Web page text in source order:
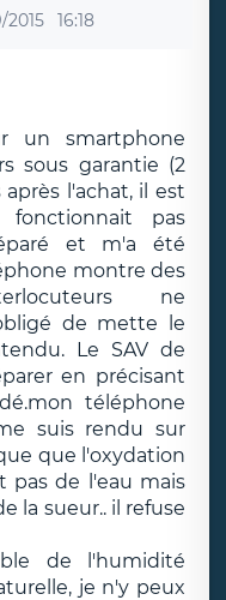
2015 16:18
un smartphone
sous garantie (2
l'achat, il est
pas
et m'a été
montre des
ne
de mette le
Le SAV de
en précisant
téléphone
suis rendu sur
que l'oxydation
de l'eau mais
la sueur.. il refuse
de l'humidité
je n'y peux